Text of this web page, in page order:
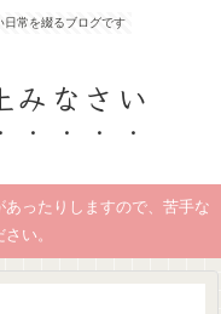
日常を綴るブログです
みなさい
ったりしますので、苦手な
い。